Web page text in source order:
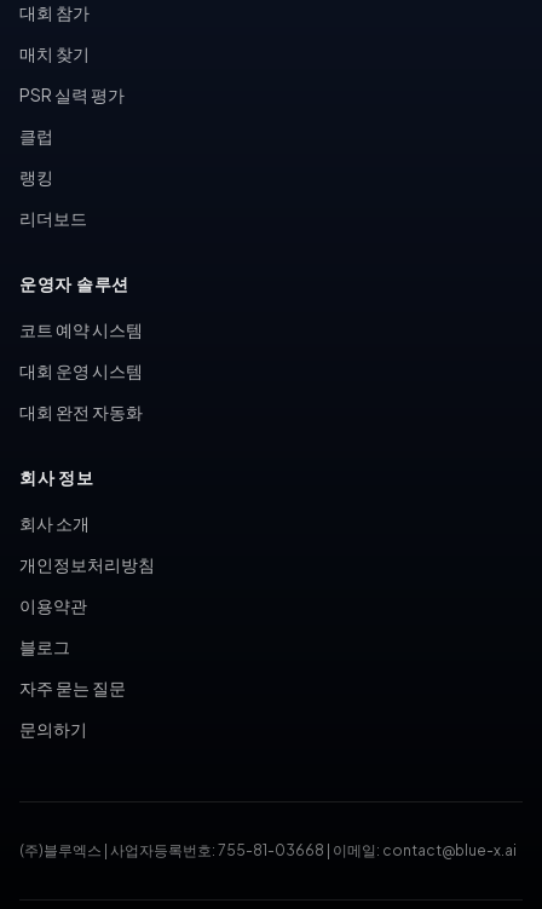
대회 참가
매치 찾기
PSR 실력 평가
클럽
랭킹
리더보드
운영자 솔루션
코트 예약 시스템
대회 운영 시스템
대회 완전 자동화
회사 정보
회사 소개
개인정보처리방침
이용약관
블로그
자주 묻는 질문
문의하기
(주)블루엑스 사업자등록번호: 755-81-03668 이메일: contact@blue-x.ai